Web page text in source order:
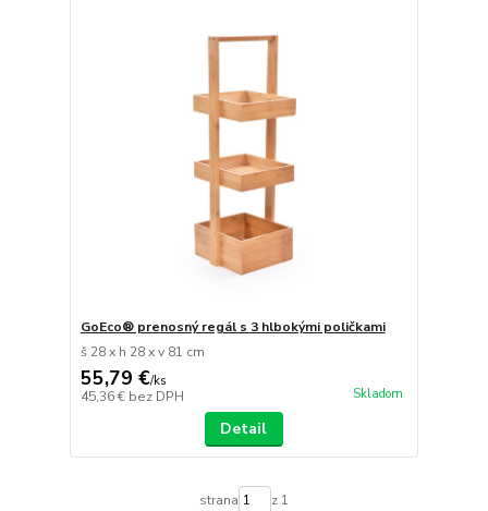
GoEco® prenosný regál s 3 hlbokými poličkami
š 28 x h 28 x v 81 cm
55,79 €/ks
45,36 € bez DPH Skladom
Detail
strana z 1